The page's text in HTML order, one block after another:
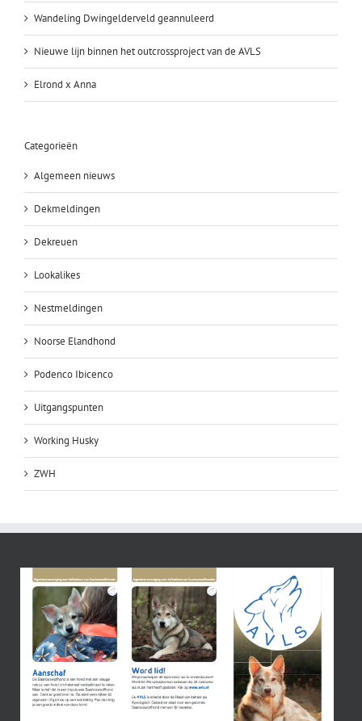
Wandeling Dwingelderveld geannuleerd
Nieuwe lijn binnen het outcrossproject van de AVLS
Elrond x Anna
Categorieën
Algemeen nieuws
Dekmeldingen
Dekreuen
Lookalikes
Nestmeldingen
Noorse Elandhond
Podenco Ibicenco
Uitgangspunten
Working Husky
ZWH